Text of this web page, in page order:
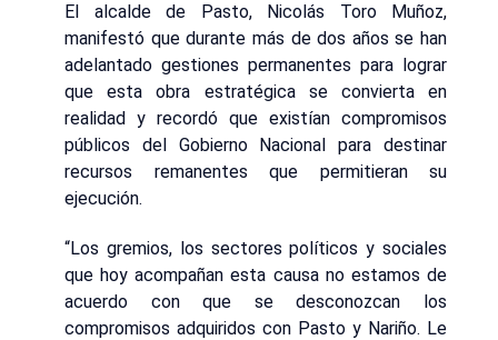
El alcalde de Pasto, Nicolás Toro Muñoz,
manifestó que durante más de dos años se han
adelantado gestiones permanentes para lograr
que esta obra estratégica se convierta en
realidad y recordó que existían compromisos
públicos del Gobierno Nacional para destinar
recursos remanentes que permitieran su
ejecución.
“Los gremios, los sectores políticos y sociales
que hoy acompañan esta causa no estamos de
acuerdo con que se desconozcan los
compromisos adquiridos con Pasto y Nariño. Le